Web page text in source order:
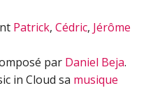
Patrick, Cédric, Jérôme
par Daniel Beja.
in Cloud sa musique